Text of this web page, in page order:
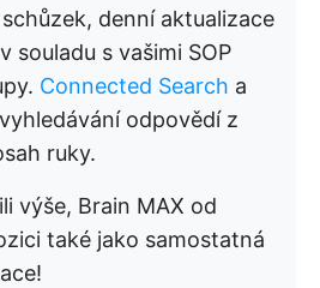
denní aktualizace
souladu s vašimi SOP
Connected Search a
odpovědí z
ruky.
výše, Brain MAX od
také jako samostatná